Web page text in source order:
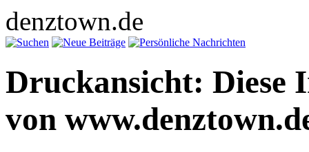
denztown.de
Druckansicht: Diese
von